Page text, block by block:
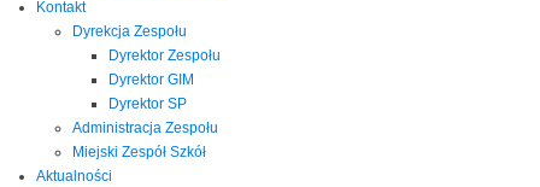
Kontakt
Dyrekcja Zespołu
Dyrektor Zespołu
Dyrektor GIM
Dyrektor SP
Administracja Zespołu
Miejski Zespół Szkół
Aktualności